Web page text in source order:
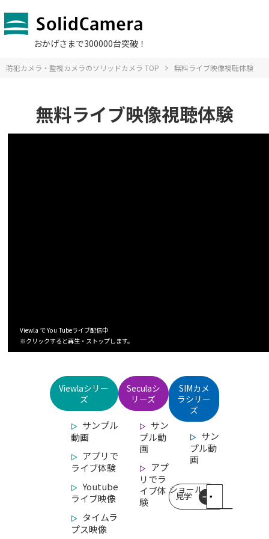
おかげさまで300000台突破！
防犯カメラ・監視カメラのソリッドカメラ TOP 無料ライブ映像視聴体験
無料ライブ映像視聴体験
Viewla で You Tubeライブ配信中
※クリックすると再生・ストップします。
Viewlaシリー
ズ
サンプル
動画
アプリで
ライブ体験
Youtube
ライブ映像
タイムラ
プス映像
Seculaシ
リーズ
サン
プル動
画
アプ
リでラ
イブ体
験
SIMカメ
ラシリー
ズ
サン
プル動
画
ショールーム
見学